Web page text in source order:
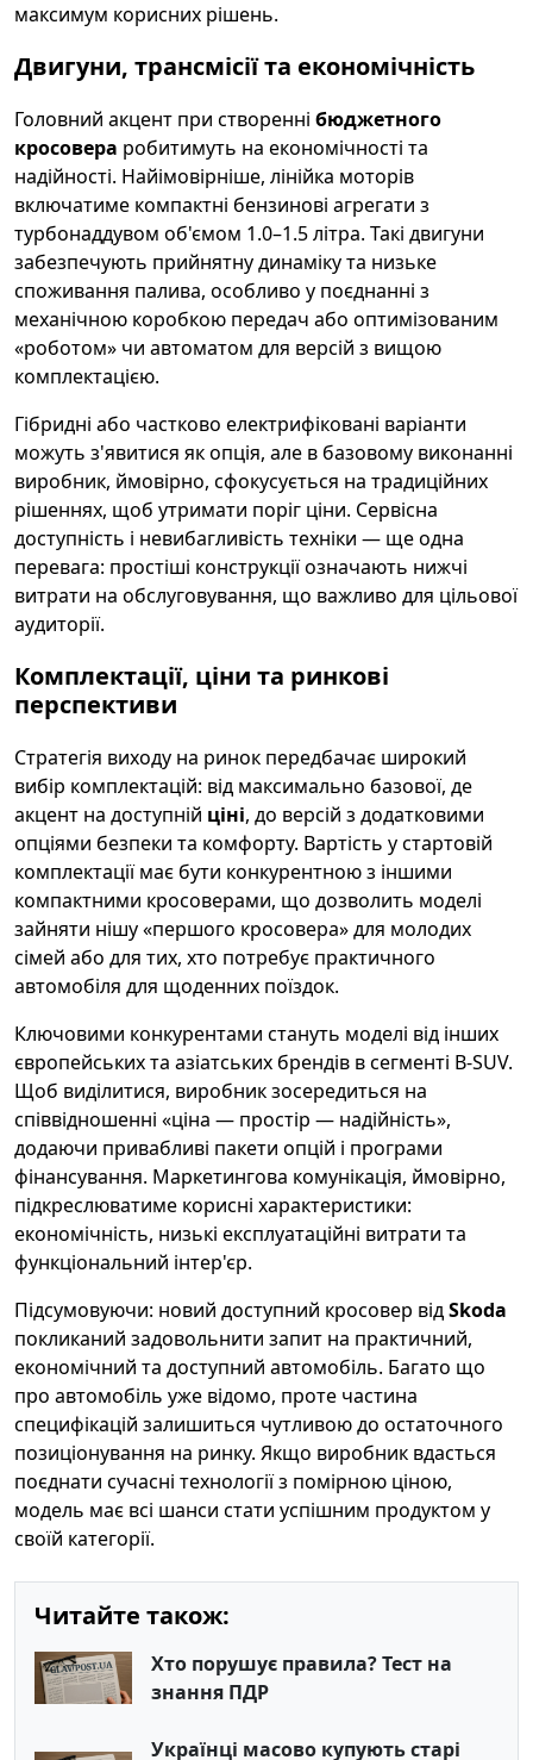
максимум корисних рішень.
Двигуни, трансмісії та економічність
Головний акцент при створенні бюджетного
кросовера робитимуть на економічності та
надійності. Найімовірніше, лінійка моторів
включатиме компактні бензинові агрегати з
турбонаддувом об'ємом 1.0–1.5 літра. Такі двигуни
забезпечують прийнятну динаміку та низьке
споживання палива, особливо у поєднанні з
механічною коробкою передач або оптимізованим
«роботом» чи автоматом для версій з вищою
комплектацією.
Гібридні або частково електрифіковані варіанти
можуть з'явитися як опція, але в базовому виконанні
виробник, ймовірно, сфокусується на традиційних
рішеннях, щоб утримати поріг ціни. Сервісна
доступність і невибагливість техніки — ще одна
перевага: простіші конструкції означають нижчі
витрати на обслуговування, що важливо для цільової
аудиторії.
Комплектації, ціни та ринкові
перспективи
Стратегія виходу на ринок передбачає широкий
вибір комплектацій: від максимально базової, де
акцент на доступній ціні, до версій з додатковими
опціями безпеки та комфорту. Вартість у стартовій
комплектації має бути конкурентною з іншими
компактними кросоверами, що дозволить моделі
зайняти нішу «першого кросовера» для молодих
сімей або для тих, хто потребує практичного
автомобіля для щоденних поїздок.
Ключовими конкурентами стануть моделі від інших
європейських та азіатських брендів в сегменті B-SUV.
Щоб виділитися, виробник зосередиться на
співвідношенні «ціна — простір — надійність»,
додаючи привабливі пакети опцій і програми
фінансування. Маркетингова комунікація, ймовірно,
підкреслюватиме корисні характеристики:
економічність, низькі експлуатаційні витрати та
функціональний інтер'єр.
Підсумовуючи: новий доступний кросовер відSkoda
покликаний задовольнити запит на практичний,
економічний та доступний автомобіль. Багато що
про автомобіль уже відомо, проте частина
специфікацій залишиться чутливою до остаточного
позиціонування на ринку. Якщо виробник вдасться
поєднати сучасні технології з помірною ціною,
модель має всі шанси стати успішним продуктом у
своїй категорії.
Читайте також:
Хто порушує правила? Тест на
знання ПДР
Українці масово купують старі